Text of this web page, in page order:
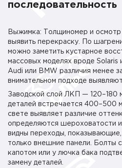
последовательность
Выжимка: Толщиномер и осмотр
выявить перекраску. По
можно заметить кустарное
массовых моделях вроде Solaris
Audi или BMW различия менее
внимательном подходе
Заводской слой ЛКП — 120–180
деталей встречается 400–500
свете выявляет различие
определяются шероховатости
видны переходы,
только внешние панели. Болты
капотом или у лючка бака
замену деталей.